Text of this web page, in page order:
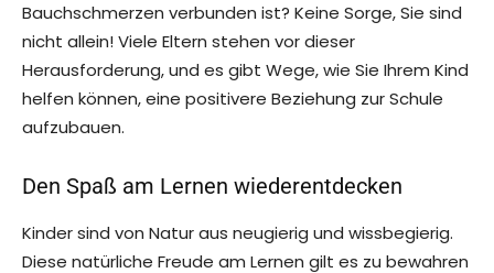
Bauchschmerzen verbunden ist? Keine Sorge, Sie sind
nicht allein! Viele Eltern stehen vor dieser
Herausforderung, und es gibt Wege, wie Sie Ihrem Kind
helfen können, eine positivere Beziehung zur Schule
aufzubauen.
Den Spaß am Lernen wiederentdecken
Kinder sind von Natur aus neugierig und wissbegierig.
Diese natürliche Freude am Lernen gilt es zu bewahren